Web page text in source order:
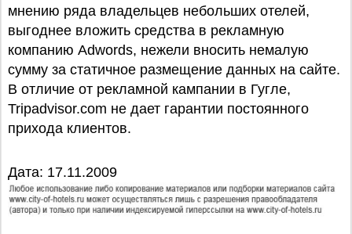
мнению ряда владельцев небольших отелей,
выгоднее вложить средства в рекламную
компанию Adwords, нежели вносить немалую
сумму за статичное размещение данных на сайте.
В отличие от рекламной кампании в Гугле,
Tripadvisor.com не дает гарантии постоянного
прихода клиентов.
Дата: 17.11.2009